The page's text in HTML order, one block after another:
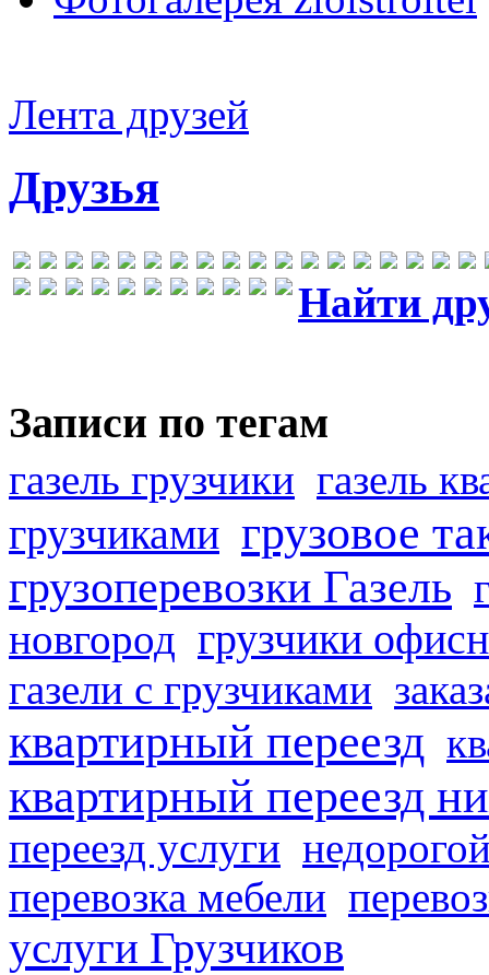
Лента друзей
Друзья
Найти
Записи по тегам
газель грузчики газель
грузчиками грузовое
грузоперевозки Газель
новгород грузчики
газели с грузчиками
квартирный переезд
квартирный переезд
переезд услуги
перевозка мебели
услуги Грузчиков